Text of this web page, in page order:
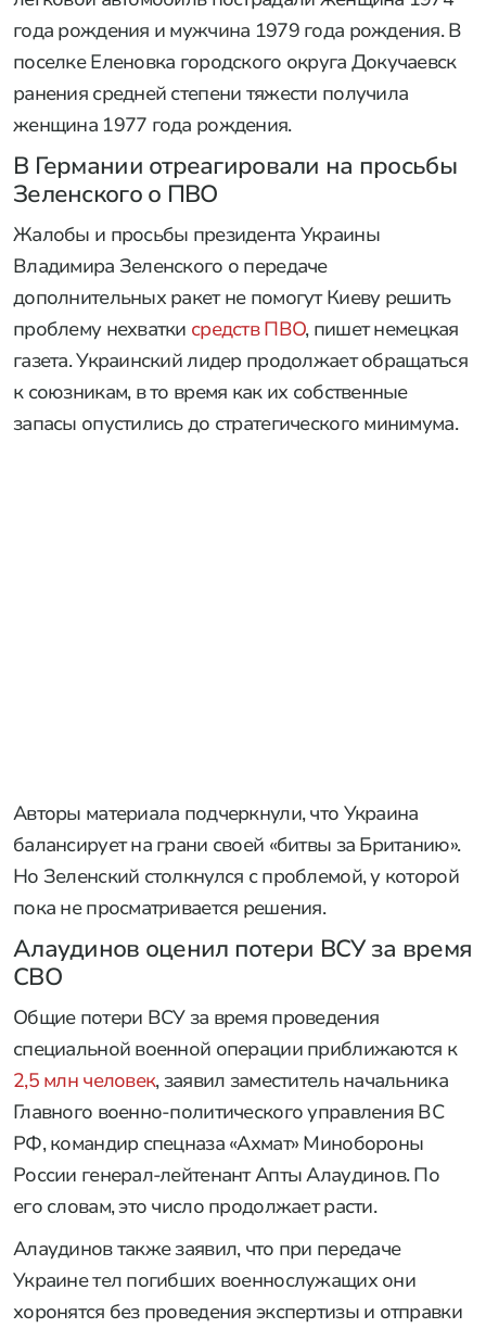
года рождения и мужчина 1979 года рождения. В
поселке Еленовка городского округа Докучаевск
ранения средней степени тяжести получила
женщина 1977 года рождения.
В Германии отреагировали на просьбы
Зеленского о ПВО
Жалобы и просьбы президента Украины
Владимира Зеленского о передаче
дополнительных ракет не помогут Киеву решить
проблему нехватки средств ПВО, пишет немецкая
газета. Украинский лидер продолжает обращаться
к союзникам, в то время как их собственные
запасы опустились до стратегического минимума.
Авторы материала подчеркнули, что Украина
балансирует на грани своей «битвы за Британию».
Но Зеленский столкнулся с проблемой, у которой
пока не просматривается решения.
Алаудинов оценил потери ВСУ за время
СВО
Общие потери ВСУ за время проведения
специальной военной операции приближаются к
2,5 млн человек, заявил заместитель начальника
Главного военно-политического управления ВС
РФ, командир спецназа «Ахмат» Минобороны
России генерал-лейтенант Апты Алаудинов. По
его словам, это число продолжает расти.
Алаудинов также заявил, что при передаче
Украине тел погибших военнослужащих они
хоронятся без проведения экспертизы и отправки